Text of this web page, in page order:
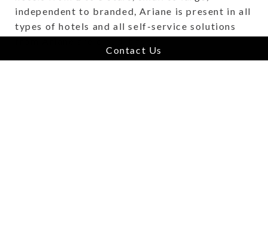
independent to branded, Ariane is present in all
types of hotels and all self-service solutions
To learn more about their innovative solutions,
Contact Us